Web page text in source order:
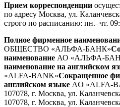
Прием корреспонденции
по адресу Москва, ул.
строго по расписанию: пн.–чт.
Полное фирменное
ОБЩЕСТВО «АЛЬФА-БАНК»
наименование АО «АЛЬФА-
наименование на английском
«ALFA-BANK»Сокращенное
английском языке AO «ALFA-
107078, г. Москва, ул.
107078, г. Москва, ул.